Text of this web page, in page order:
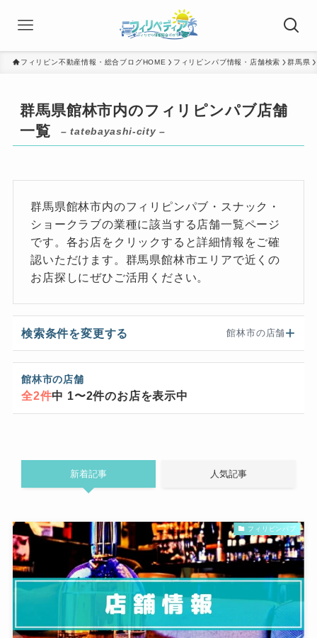
フィリピン不動産情報・総合ブログHOME フィリピンパブ情報・店舗検索 群馬県
群馬県館林市内のフィリピンパブ店舗
一覧
– tatebayashi-city –
群馬県館林市内のフィリピンパブ・スナック・
ショークラブの業種に該当する店舗一覧ページ
です。各お店をクリックすると詳細情報をご確
認いただけます。群馬県館林市エリアで近くの
お店探しにぜひご活用ください。
検索条件を変更する 館林市の店舗
館林市の店舗
全2件中 1〜2件のお店を表示中
新着記事 人気記事
フィリピンパブ